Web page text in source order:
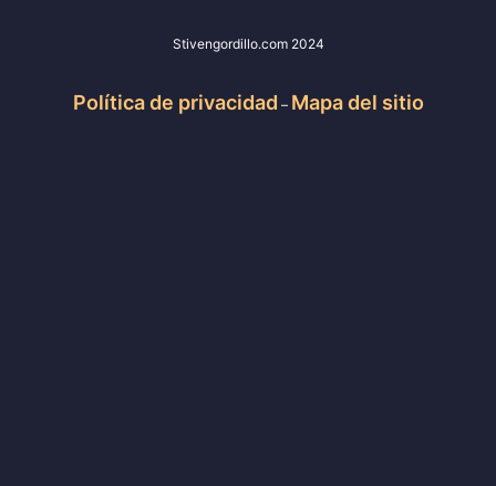
Stivengordillo.com 2024
Política de privacidad – Mapa del sitio